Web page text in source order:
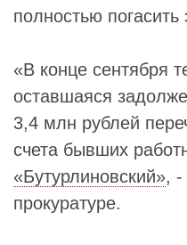
полностью погасить
«В конце сентября
оставшаяся
3,4 млн рублей
счета бывших
«Бутурлиновский», -
прокуратуре.